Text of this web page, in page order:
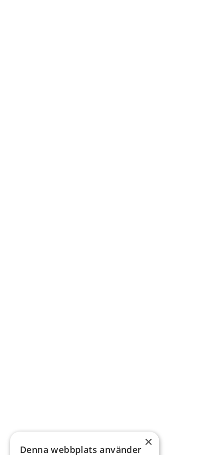
×
Denna webbplats använder